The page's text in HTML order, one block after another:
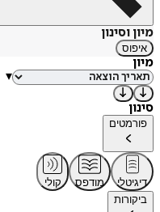
מיון וסינון
איפוס
מיון
▾
סינון
פורמטים
דיגיטלי מודפס
קולי
ביקורות